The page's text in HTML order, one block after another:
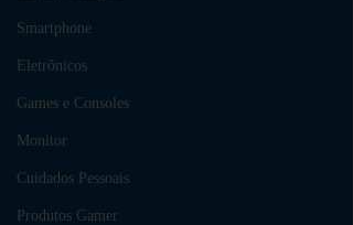
Smartphone
Eletrônicos
Games e Consoles
Monitor
Cuidados Pessoais
Produtos Gamer